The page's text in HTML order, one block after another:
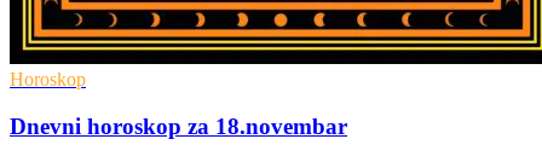
Horoskop
Dnevni horoskop za 18.novembar